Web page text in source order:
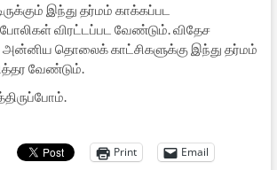
இந்து தர்மம் காக்கப்பட
விரட்டப்பட வேண்டும். விதேச
அன்னிய தொலைக் காட்சிகளுக்கு இந்து தர்மம்
வேண்டும்.
Print Email